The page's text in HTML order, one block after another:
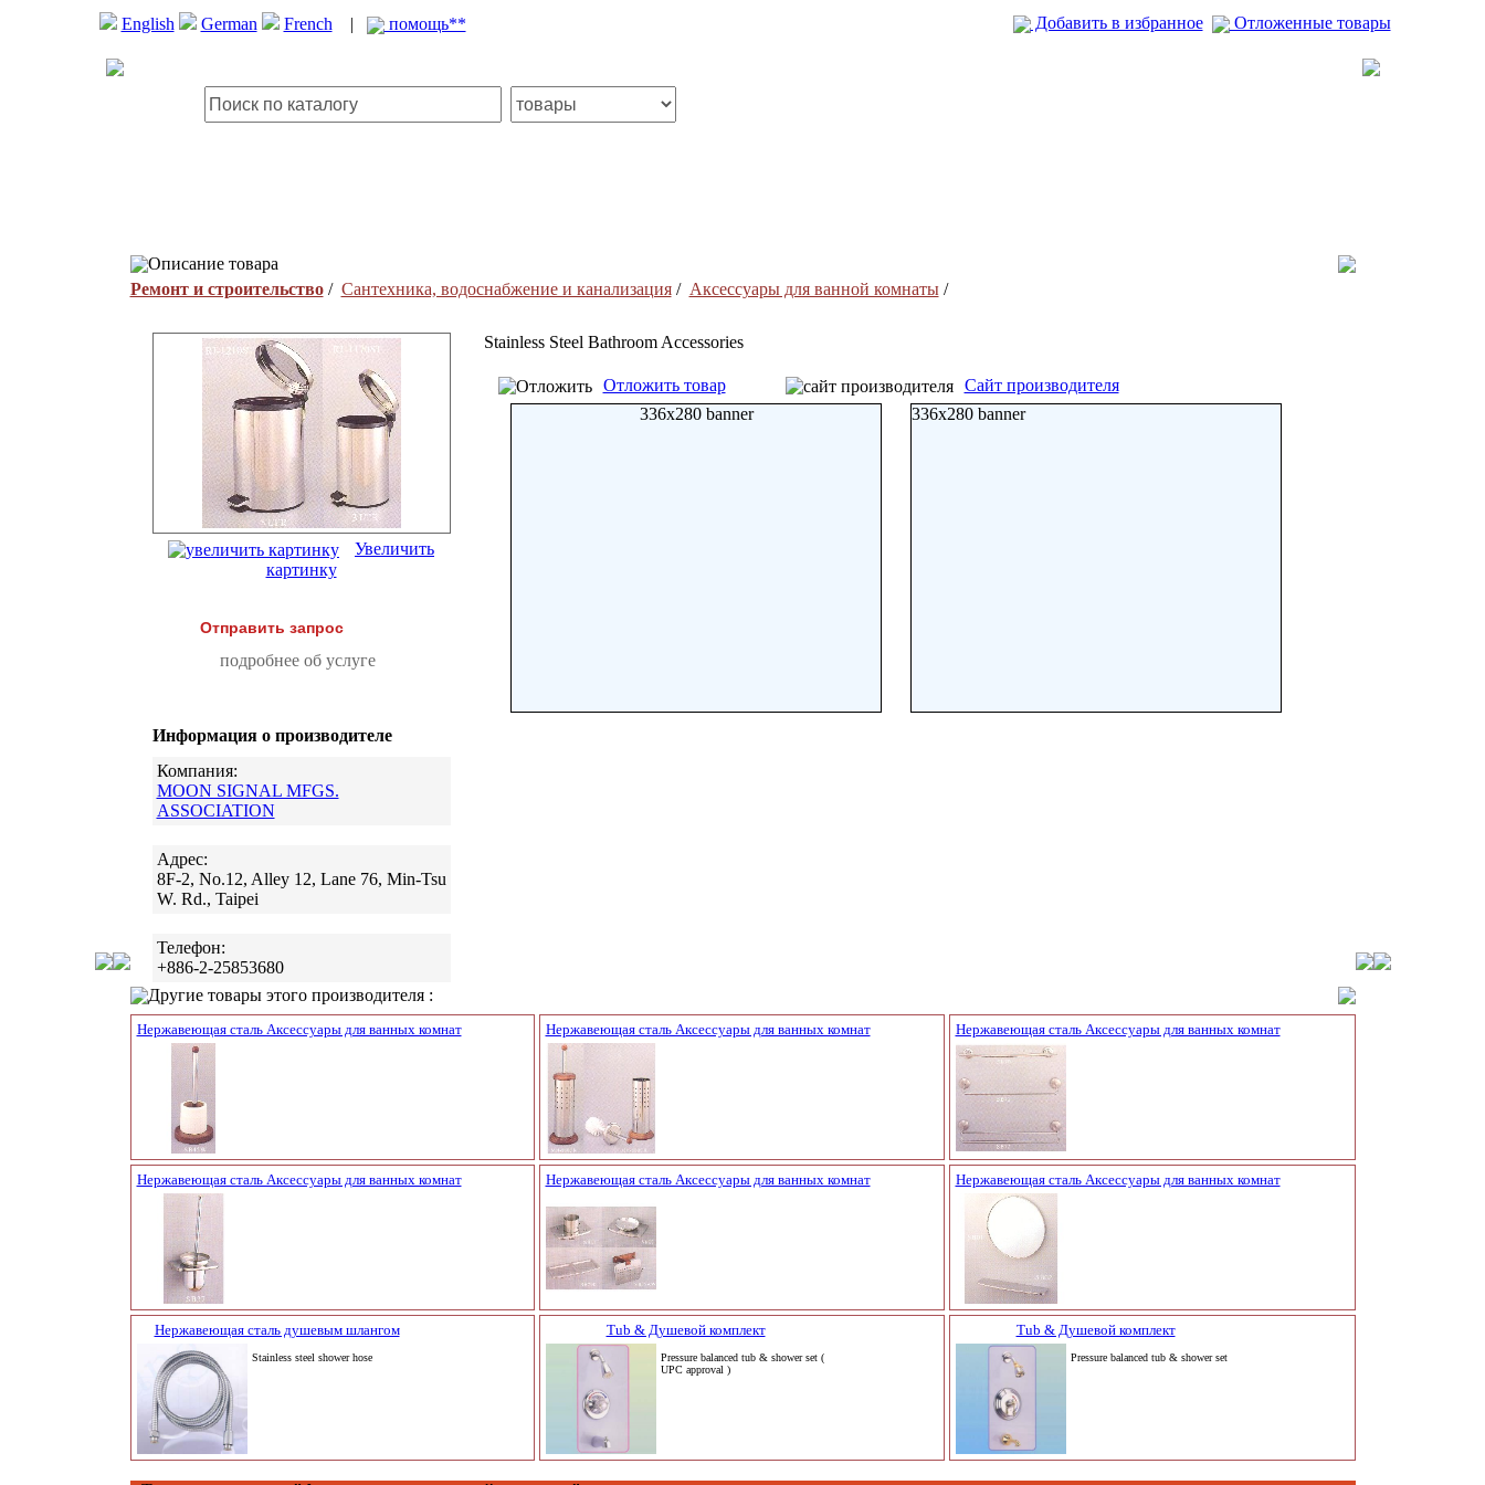
English German French | помощь** Добавить в избранное Отложенные товары
Описание товара
Ремонт и строительство/ Сантехника, водоснабжение и канализация/ Аксессуары для ванной комнаты/
Увеличить
картинку
Отправить запрос
подробнее об услуге
Информация о производителе
Компания:
MOON SIGNAL MFGS.
ASSOCIATION
Адрес:
8F-2, No.12, Alley 12, Lane 76, Min-Tsu
W. Rd., Taipei
Телефон:
+886-2-25853680
Stainless Steel Bathroom Accessories
Отложить товар
Сайт производителя
336x280 banner
336x280 banner
Другие товары этого производителя :
Нержавеющая сталь Аксессуары для ванных комнат Нержавеющая сталь Аксессуары для ванных комнат Нержавеющая сталь Аксессуары для ванных комнат
Нержавеющая сталь Аксессуары для ванных комнат Нержавеющая сталь Аксессуары для ванных комнат Нержавеющая сталь Аксессуары для ванных комнат
Нержавеющая сталь душевым шлангом
Stainless steel shower hose
Tub & Душевой комплект
Pressure balanced tub & shower set (
UPC approval )
Tub & Душевой комплект
Pressure balanced tub & shower set